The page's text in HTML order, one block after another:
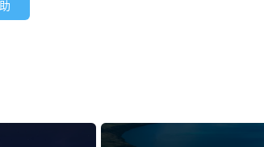
提升镜像拉取速度。